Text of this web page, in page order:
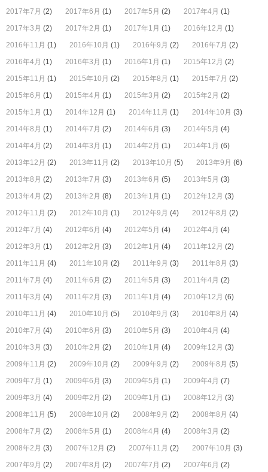
2017年7月 (2) 2017年6月 (1) 2017年5月 (2) 2017年4月 (1)
2017年3月 (2) 2017年2月 (1) 2017年1月 (1) 2016年12月 (1)
2016年11月 (1) 2016年10月 (1) 2016年9月 (2) 2016年7月 (2)
2016年4月 (1) 2016年3月 (1) 2016年1月 (1) 2015年12月 (2)
2015年11月 (1) 2015年10月 (2) 2015年8月 (1) 2015年7月 (2)
2015年6月 (1) 2015年4月 (1) 2015年3月 (2) 2015年2月 (2)
2015年1月 (1) 2014年12月 (1) 2014年11月 (1) 2014年10月 (3)
2014年8月 (1) 2014年7月 (2) 2014年6月 (3) 2014年5月 (4)
2014年4月 (2) 2014年3月 (1) 2014年2月 (1) 2014年1月 (6)
2013年12月 (2) 2013年11月 (2) 2013年10月 (5) 2013年9月 (6)
2013年8月 (2) 2013年7月 (3) 2013年6月 (5) 2013年5月 (3)
2013年4月 (2) 2013年2月 (8) 2013年1月 (1) 2012年12月 (3)
2012年11月 (2) 2012年10月 (1) 2012年9月 (4) 2012年8月 (2)
2012年7月 (4) 2012年6月 (4) 2012年5月 (4) 2012年4月 (4)
2012年3月 (1) 2012年2月 (3) 2012年1月 (4) 2011年12月 (2)
2011年11月 (4) 2011年10月 (2) 2011年9月 (3) 2011年8月 (3)
2011年7月 (4) 2011年6月 (2) 2011年5月 (3) 2011年4月 (2)
2011年3月 (4) 2011年2月 (3) 2011年1月 (4) 2010年12月 (6)
2010年11月 (4) 2010年10月 (5) 2010年9月 (3) 2010年8月 (4)
2010年7月 (4) 2010年6月 (3) 2010年5月 (3) 2010年4月 (4)
2010年3月 (3) 2010年2月 (2) 2010年1月 (4) 2009年12月 (3)
2009年11月 (2) 2009年10月 (2) 2009年9月 (2) 2009年8月 (5)
2009年7月 (1) 2009年6月 (3) 2009年5月 (1) 2009年4月 (7)
2009年3月 (4) 2009年2月 (2) 2009年1月 (1) 2008年12月 (3)
2008年11月 (5) 2008年10月 (2) 2008年9月 (2) 2008年8月 (4)
2008年7月 (2) 2008年5月 (1) 2008年4月 (4) 2008年3月 (2)
2008年2月 (3) 2007年12月 (2) 2007年11月 (2) 2007年10月 (3)
2007年9月 (2) 2007年8月 (2) 2007年7月 (2) 2007年6月 (2)